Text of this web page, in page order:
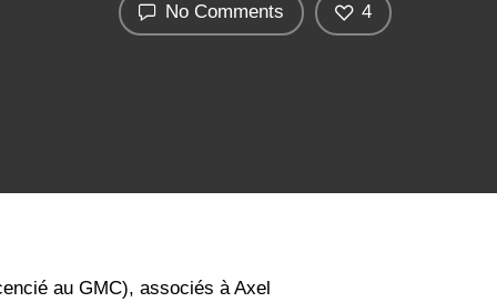
No Comments 4
au GMC), associés à Axel